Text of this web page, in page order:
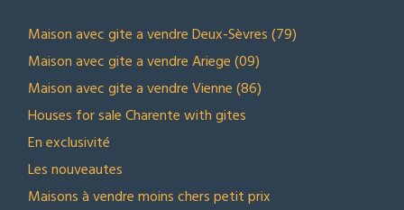
Maison avec gite a vendre Deux-Sèvres (79)
Maison avec gite a vendre Ariege (09)
Maison avec gite a vendre Vienne (86)
Houses for sale Charente with gites
En exclusivité
Les nouveautes
Maisons à vendre moins chers petit prix